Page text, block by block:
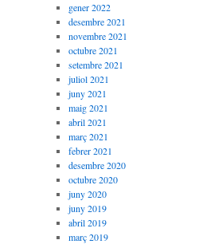
gener 2022
desembre 2021
novembre 2021
octubre 2021
setembre 2021
juliol 2021
juny 2021
maig 2021
abril 2021
març 2021
febrer 2021
desembre 2020
octubre 2020
juny 2020
juny 2019
abril 2019
març 2019